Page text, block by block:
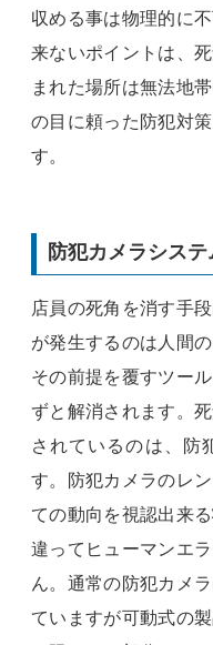
収める事は物理的に
来ないポイントは、
まれた場所は無法地
の目に頼った防犯対
す。
防犯カメラシス
店員の死角を消す手
が発生するのは人間
その前提を覆すツー
ずと解消されます。
されているのは、防
す。防犯カメラのレ
ての動向を視認出来
違ってヒューマンエ
ん。通常の防犯カメ
ていますが可動式の